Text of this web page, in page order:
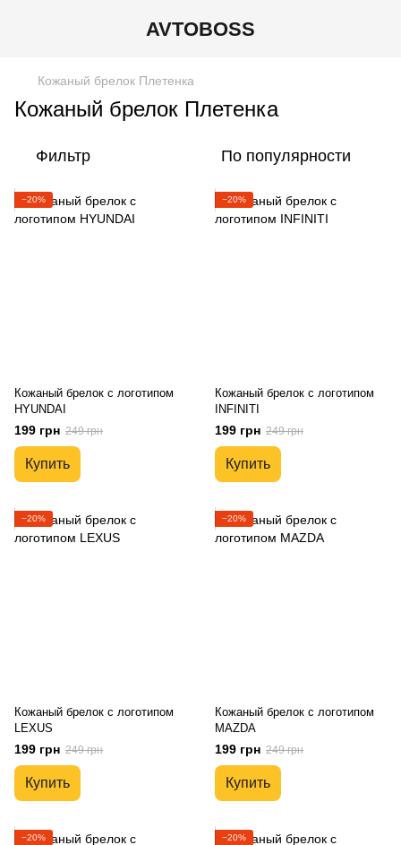
AVTOBOSS
Кожаный брелок Плетенка
Кожаный брелок Плетенка
Фильтр По популярности
−20%
Кожаный брелок с логотипом
HYUNDAI
199 грн 249 грн
Купить
−20%
Кожаный брелок с логотипом
INFINITI
199 грн 249 грн
Купить
−20%
Кожаный брелок с логотипом
LEXUS
199 грн 249 грн
Купить
−20%
Кожаный брелок с логотипом
MAZDA
199 грн 249 грн
Купить
−20% −20%